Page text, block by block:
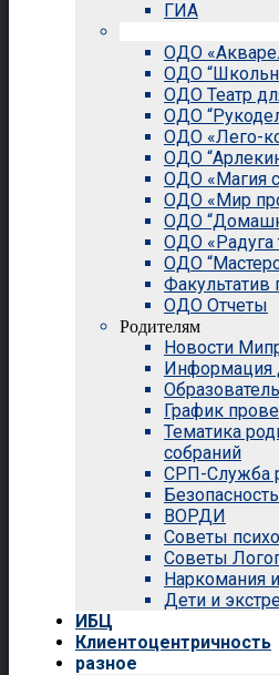
ГИА
ОДО
ОДО
ОДО Театр
ОДО
ОДО «Лего-
ОДО
ОДО «Магия
ОДО «Мир
ОДО
ОДО «Радуга
ОДО
Факультатив
ОДО Отчеты
Родителям
Новости
Информация
График
Тематика
собраний
СРП-Служба
ВОРДИ
Советы
Советы
Наркомания
Дети и
ИБЦ
Клиентоцентричность
разное